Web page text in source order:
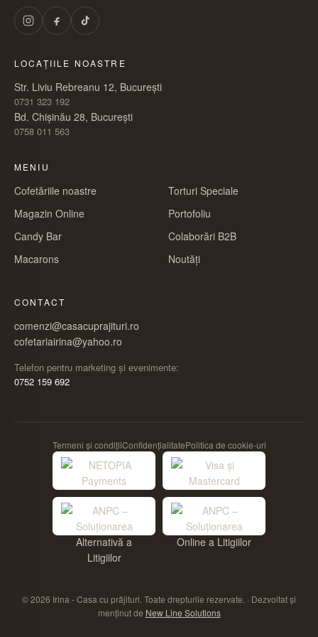
LOCAȚIILE NOASTRE
Str. Liviu Rebreanu 12, București
0731 323 192
Bd. Chișinău 28, București
0758 011 563
MENIU
Cofetăriile noastre
Magazin Online
Candy Bar
Macarons
Torturi Speciale
Portofoliu
Colaborări B2B
Noutăți
CONTACT
comenzi@casacuprajituri.ro
cofetariairina@yahoo.ro
Telefon pentru marketing și evenimente:
0752 159 692
Termeni și condițiiConfidențialitatePolitica de cookie-uri
© 2026 Irina - Casa cu prăjituri. Toate drepturile rezervate. · Dezvoltat și
menținut de New Line Solutions